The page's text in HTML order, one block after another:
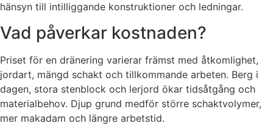
hänsyn till intilliggande konstruktioner och ledningar.
Vad påverkar kostnaden?
Priset för en dränering varierar främst med åtkomlighet,
jordart, mängd schakt och tillkommande arbeten. Berg i
dagen, stora stenblock och lerjord ökar tidsåtgång och
materialbehov. Djup grund medför större schaktvolymer,
mer makadam och längre arbetstid.